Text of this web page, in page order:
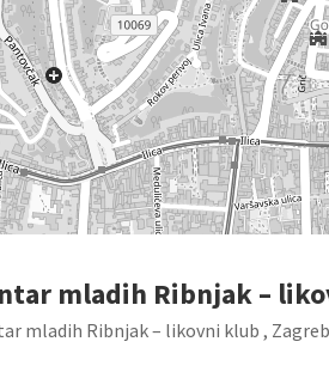
mladih Ribnjak –
mladih Ribnjak – likovni klub , Zagreb